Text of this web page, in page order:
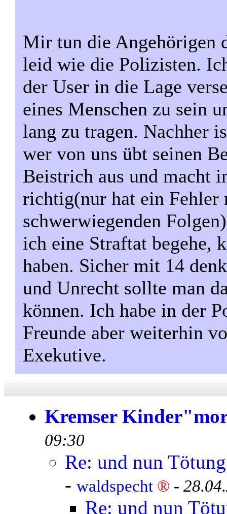
Mir tun die Angehörigen
leid wie die Polizisten.
der User in die Lage
eines Menschen zu sein
lang zu tragen. Nachher
wer von uns übt seinen
Beistrich aus und macht
richtig(nur hat ein Fehler
schwerwiegenden
ich eine Straftat begehe,
haben. Sicher mit 14
und Unrecht sollte man
können. Ich habe in der
Freunde aber weiterhin
Exekutive.
Kremser
09:30
Re: und nun
- waldspecht ® -
Re: und nun